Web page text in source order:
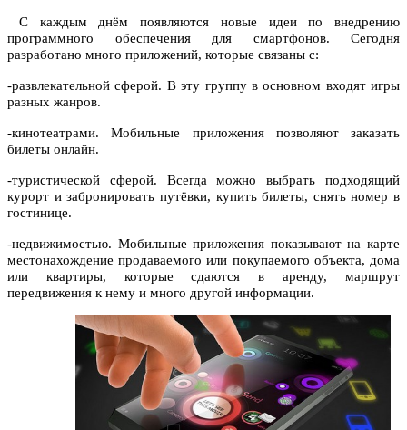
С каждым днём появляются новые идеи по внедрению
программного обеспечения для смартфонов. Сегодня
разработано много приложений, которые связаны с:
-развлекательной сферой. В эту группу в основном входят игры
разных жанров.
-кинотеатрами. Мобильные приложения позволяют заказать
билеты онлайн.
-туристической сферой. Всегда можно выбрать подходящий
курорт и забронировать путёвки, купить билеты, снять номер в
гостинице.
-недвижимостью. Мобильные приложения показывают на карте
местонахождение продаваемого или покупаемого объекта, дома
или квартиры, которые сдаются в аренду, маршрут
передвижения к нему и много другой информации.